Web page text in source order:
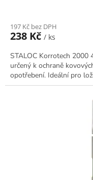
197 Kč bez DPH
238 Kč / ks
STALOC Korrotech
určený k ochraně
opotřebení. Ideální pro